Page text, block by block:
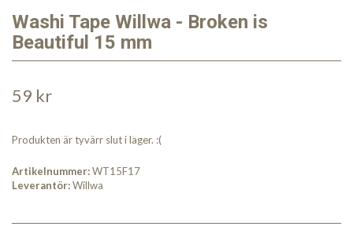
Washi Tape Willwa - Broken is
Beautiful 15 mm
59 kr
Produkten är tyvärr slut i lager. :(
Artikelnummer:WT15F17
Leverantör:Willwa